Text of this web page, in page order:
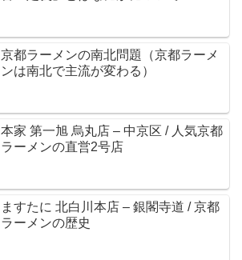
京都ラーメンの南北問題（京都ラーメ
ンは南北で主流が変わる）
本家 第一旭 烏丸店 – 中京区 / 人気京都
ラーメンの直営2号店
ますたに 北白川本店 – 銀閣寺道 / 京都
ラーメンの歴史